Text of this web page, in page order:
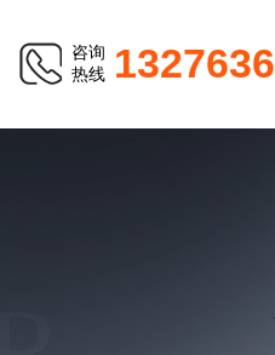
咨询
热线